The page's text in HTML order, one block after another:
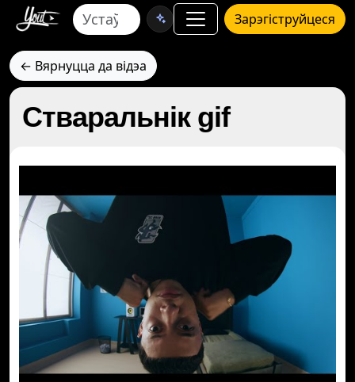
Зарэгіструйцеся
← Вярнуцца да відэа
Стваральнік gif